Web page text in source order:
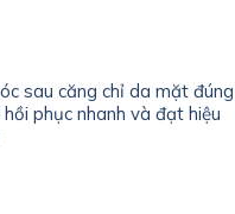
sau căng chỉ da mặt đúng
hồi phục nhanh và đạt hiệu